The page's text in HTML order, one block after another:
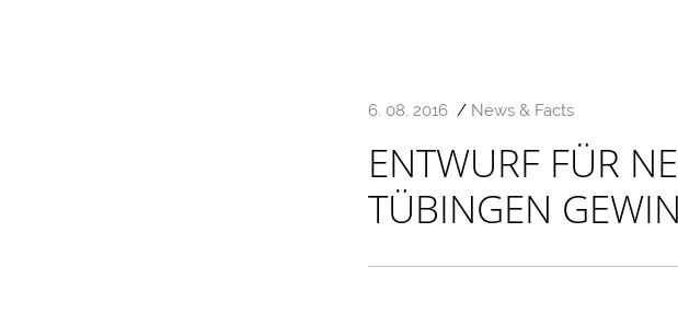
6. 08. 2016 / News & Facts
ENTWURF FÜR
TÜBINGEN